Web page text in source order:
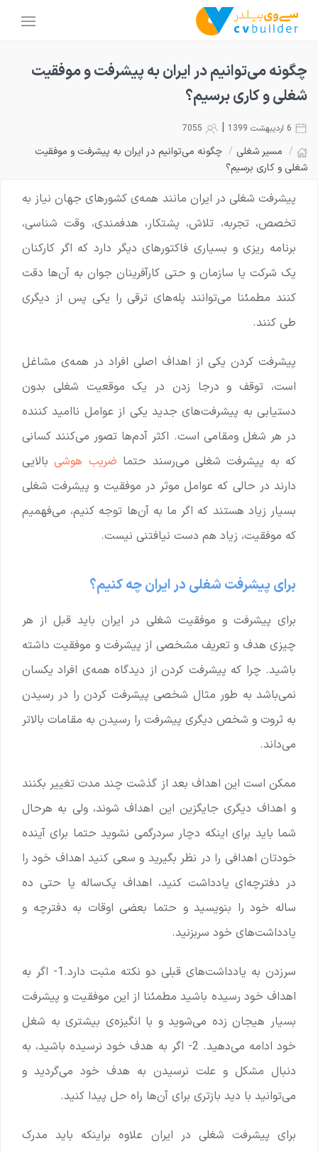
چگونه می‌توانیم در ایران به پیشرفت و موفقیت
شغلی و کاری برسیم؟
|
/ مسیر شغلی / چگونه می‌توانیم در ایران به پیشرفت و موفقیت
شغلی و کاری برسیم؟
پیشرفت شغلی در ایران مانند همه‌ی کشورهای جهان نیاز به
تخصص، تجربه، تلاش، پشتکار، هدفمندی، وقت شناسی،
برنامه ریزی و بسیاری فاکتورهای دیگر دارد که اگر کارکنان
یک شرکت یا سازمان و حتی کارآفرینان جوان به آن‌ها دقت
کنند مطمئنا می‌توانند پله‌های ترقی را یکی پس از دیگری
طی کنند.
پیشرفت کردن یکی از اهداف اصلی افراد در همه‌ی مشاغل
است، توقف و درجا زدن در یک موقعیت شغلی بدون
دستیابی به پیشرفت‌های جدید یکی از عوامل ناامید کننده
در هر شغل ومقامی است. اکثر آدم‌ها تصور می‌کنند کسانی
که به پیشرفت شغلی می‌رسند حتما ضریب هوشیبالایی
دارند در حالی که عوامل موثر در موفقیت و پیشرفت شغلی
بسیار زیاد هستند که اگر ما به آن‌ها توجه کنیم، می‌فهمیم
که موفقیت، زیاد هم دست نیافتنی نیست.
برای پیشرفت شغلی در ایران چه کنیم؟
برای پیشرفت و موفقیت شغلی در ایران باید قبل از هر
چیزی هدف و تعریف مشخصی از پیشرفت و موفقیت داشته
باشید. چرا که پیشرفت کردن از دیدگاه همه‌ی افراد یکسان
نمی‌باشد به طور مثال شخصی پیشرفت کردن را در رسیدن
به ثروت و شخص دیگری پیشرفت را رسیدن به مقامات بالاتر
می‌داند.
ممکن است این اهداف بعد از گذشت چند مدت تغییر بکنند
و اهداف دیگری جایگزین این اهداف شوند، ولی به هرحال
شما باید برای اینکه دچار سردرگمی نشوید حتما برای آینده
خودتان اهدافی را در نظر بگیرید و سعی کنید اهداف خود را
در دفترچه‌ای یادداشت کنید، اهداف یک‌ساله یا حتی ده
ساله خود را بنویسید و حتما بعضی اوقات به دفترچه و
یادداشت‌های خود سربزنید.
سرزدن به یادداشت‌های قبلی دو نکته مثبت دارد.1- اگر به
اهداف خود رسیده باشید مطمئنا از این موفقیت و پیشرفت
بسیار هیجان زده می‌شوید و با انگیزه‌ی بیشتری به شغل
خود ادامه می‌دهید. 2- اگر به هدف خود نرسیده باشید، به
دنبال مشکل و علت نرسیدن به هدف خود می‌گردید و
می‌توانید با دید بازتری برای آن‌ها راه حل پیدا کنید.
برای پیشرفت شغلی در ایران علاوه براینکه باید مدرک